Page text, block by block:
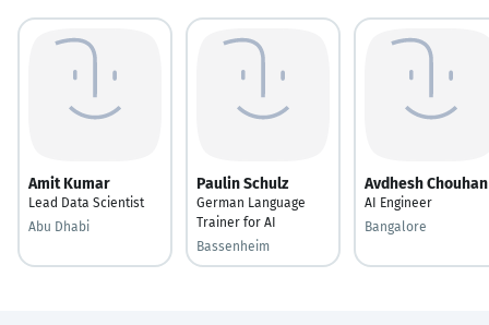
Amit Kumar
Lead Data Scientist
Abu Dhabi
Paulin Schulz
German Language
Trainer for AI
Bassenheim
Avdhesh Chouhan
AI Engineer
Bangalore